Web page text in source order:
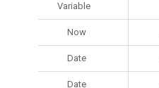
Variable
Now
Date
Date